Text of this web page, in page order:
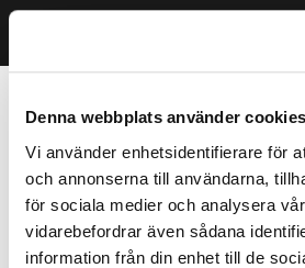
Denna webbplats använder cookies
Vi använder enhetsidentifierare för
och annonserna till användarna,
för sociala medier och analysera
vidarebefordrar även sådana
information från din enhet till de